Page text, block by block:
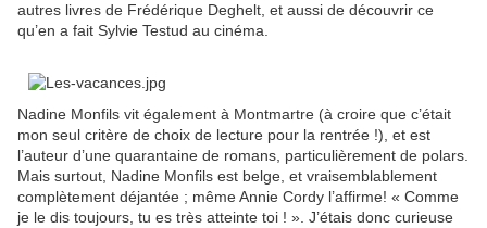
autres livres de Frédérique Deghelt, et aussi de découvrir ce
qu’en a fait Sylvie Testud au cinéma.
Nadine Monfils vit également à Montmartre (à croire que c’était
mon seul critère de choix de lecture pour la rentrée !), et est
l’auteur d’une quarantaine de romans, particulièrement de polars.
Mais surtout, Nadine Monfils est belge, et vraisemblablement
complètement déjantée ; même Annie Cordy l’affirme! « Comme
je le dis toujours, tu es très atteinte toi ! ». J’étais donc curieuse